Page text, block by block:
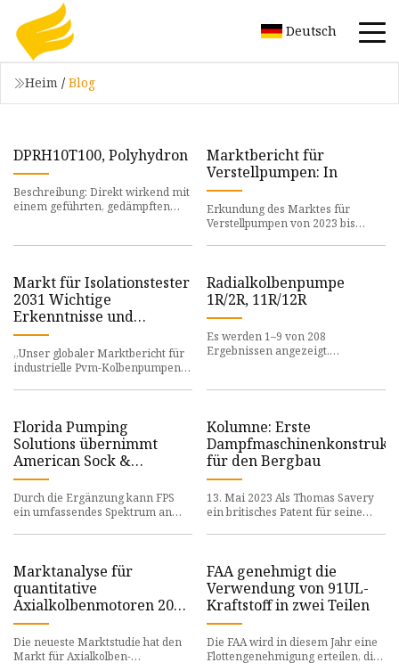
Deutsch
Heim / Blog
DPRH10T100, Polyhydron
Beschreibung: Direkt wirkend mit
einem geführten, gedämpften
Marktbericht für
Verstellpumpen: In
Erkundung des Marktes für
Verstellpumpen von 2023 bis
Markt für Isolationstester
2031 Wichtige
Erkenntnisse und
führende Akteure
Fortive, Rishabh
Instruments Pvt. Ltd.,
Ltd., Pacific
Microsystems, Mextech
Technologies India
Private Limited usw
„Unser globaler Marktbericht für
industrielle Pvm-Kolbenpumpen
Radialkolbenpumpe
1R/2R, 11R/12R
Es werden 1–9 von 208
Ergebnissen angezeigt.
Florida Pumping
Solutions übernimmt
American Sock &
Dewatering
Durch die Ergänzung kann FPS
ein umfassendes Spektrum an
Kolumne: Erste
für den Bergbau
13. Mai 2023 Als Thomas Savery
ein britisches Patent für seine
Marktanalyse für
quantitative
Axialkolbenmotoren 2023
nach jüngster
Entwicklung
Die neueste Marktstudie hat den
Markt für Axialkolben-
FAA genehmigt die
Verwendung von 91UL-
Kraftstoff in zwei Teilen
Die FAA wird in diesem Jahr eine
Flottengenehmigung erteilen, die